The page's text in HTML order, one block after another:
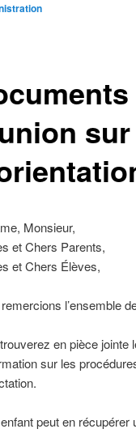
Monsieur,
et Chers Parents,
et Chers Élèves,
l’ensemble
en pièce jointe
sur les
peut en